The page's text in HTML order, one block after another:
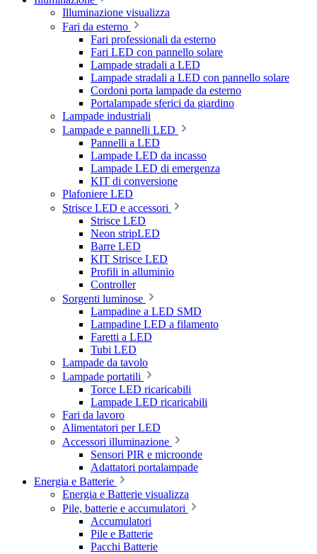
Illuminazione visualizza
Fari da esterno
Fari professionali da esterno
Fari LED con pannello solare
Lampade stradali a LED
Lampade stradali a LED con pannello solare
Cordoni porta lampade da esterno
Portalampade sferici da giardino
Lampade industriali
Lampade e pannelli LED
Pannelli a LED
Lampade LED da incasso
Lampade LED di emergenza
KIT di conversione
Plafoniere LED
Strisce LED e accessori
Strisce LED
Neon stripLED
Barre LED
KIT Strisce LED
Profili in alluminio
Controller
Sorgenti luminose
Lampadine a LED SMD
Lampadine LED a filamento
Faretti a LED
Tubi LED
Lampade da tavolo
Lampade portatili
Torce LED ricaricabili
Lampade LED ricaricabili
Fari da lavoro
Alimentatori per LED
Accessori illuminazione
Sensori PIR e microonde
Adattatori portalampade
Energia e Batterie
Energia e Batterie visualizza
Pile, batterie e accumulatori
Accumulatori
Pile e Batterie
Pacchi Batterie